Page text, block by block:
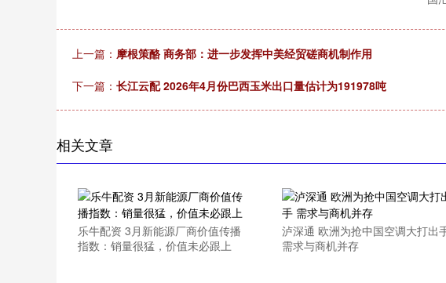
上一篇： 摩根策酪 商务部：进一步发挥中美经贸磋商机制作用
下一篇： 长江云配 2026年4月份巴西玉米出口量估计为191978吨
相关文章
乐牛配资 3月新能源厂商价值传播
指数：销量很猛，价值未必跟上
泸深通 欧洲为抢中国空调大打出
需求与商机并存